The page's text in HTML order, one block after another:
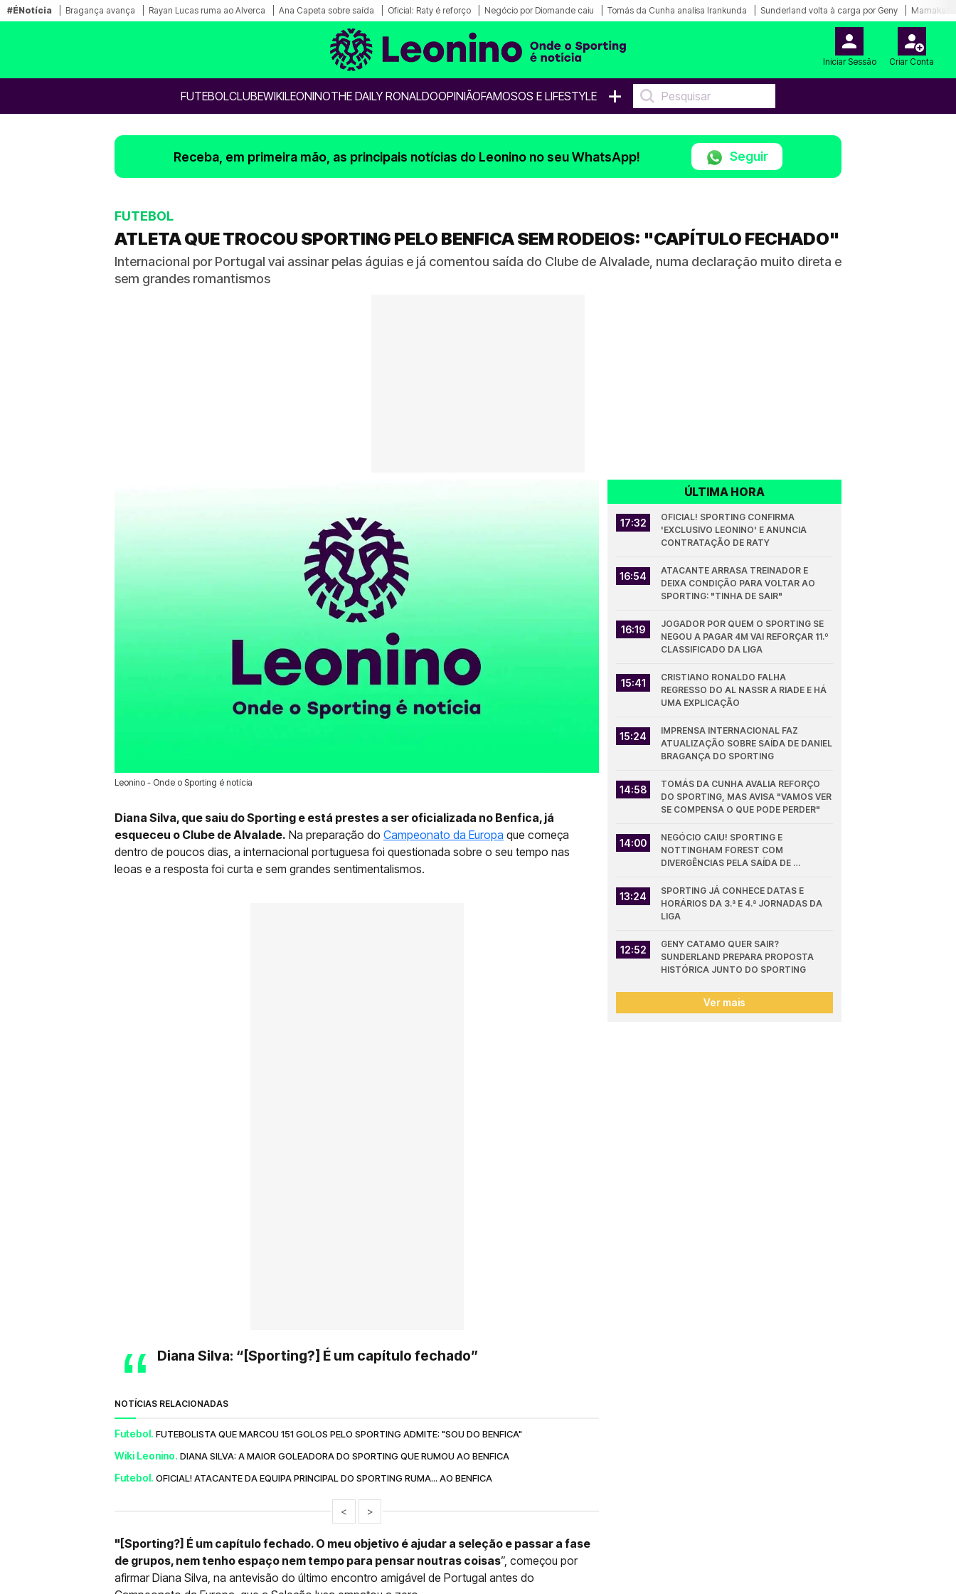
#ÉNotícia Bragança avança Rayan Lucas ruma ao Alverca Ana Capeta sobre saída Oficial: Raty é reforço Negócio por Diomande caiu Tomás da Cunha analisa Irankunda Sunderland volta à carga por Geny
Iniciar Sessão Criar Conta
FUTEBOLCLUBEWIKILEONINOTHE DAILY RONALDOOPINIÃOFAMOSOS E LIFESTYLE +
Receba, em primeira mão, as principais notícias do Leonino no seu WhatsApp! Seguir
FUTEBOL
ATLETA QUE TROCOU SPORTING PELO BENFICA SEM RODEIOS: "CAPÍTULO FECHADO"
Internacional por Portugal vai assinar pelas águias e já comentou saída do Clube de Alvalade, numa declaração muito direta e
sem grandes romantismos
Leonino - Onde o Sporting é notícia
24 Jun 2025 | 00:02 | 0
Diana Silva, que saiu do Sporting e está prestes a ser oficializada no Benfica, já
esqueceu o Clube de Alvalade. Na preparação do Campeonato da Europa que começa
dentro de poucos dias, a internacional portuguesa foi questionada sobre o seu tempo nas
leoas e a resposta foi curta e sem grandes sentimentalismos.
Diana Silva: “[Sporting?] É um capítulo fechado”
NOTÍCIAS RELACIONADAS
Futebol. FUTEBOLISTA QUE MARCOU 151 GOLOS PELO SPORTING ADMITE: "SOU DO BENFICA"
Wiki Leonino. DIANA SILVA: A MAIOR GOLEADORA DO SPORTING QUE RUMOU AO BENFICA
Futebol. OFICIAL! ATACANTE DA EQUIPA PRINCIPAL DO SPORTING RUMA... AO BENFICA
< >
"[Sporting?] É um capítulo fechado. O meu objetivo é ajudar a seleção e passar a fase
de grupos, nem tenho espaço nem tempo para pensar noutras coisas”, começou por
afirmar Diana Silva, na antevisão do último encontro amigável de Portugal antes do
ÚLTIMA HORA
17:32
OFICIAL! SPORTING CONFIRMA
'EXCLUSIVO LEONINO' E ANUNCIA
CONTRATAÇÃO DE RATY
16:54
ATACANTE ARRASA TREINADOR E
DEIXA CONDIÇÃO PARA VOLTAR AO
SPORTING: "TINHA DE SAIR"
16:19
JOGADOR POR QUEM O SPORTING SE
NEGOU A PAGAR 4M VAI REFORÇAR 11.º
CLASSIFICADO DA LIGA
15:41
CRISTIANO RONALDO FALHA
REGRESSO DO AL NASSR A RIADE E HÁ
UMA EXPLICAÇÃO
15:24
IMPRENSA INTERNACIONAL FAZ
ATUALIZAÇÃO SOBRE SAÍDA DE DANIEL
BRAGANÇA DO SPORTING
14:58
TOMÁS DA CUNHA AVALIA REFORÇO
DO SPORTING, MAS AVISA "VAMOS VER
SE COMPENSA O QUE PODE PERDER"
14:00
NEGÓCIO CAIU! SPORTING E
NOTTINGHAM FOREST COM
DIVERGÊNCIAS PELA SAÍDA DE
13:24
SPORTING JÁ CONHECE DATAS E
HORÁRIOS DA 3.ª E 4.ª JORNADAS DA
LIGA
12:52
GENY CATAMO QUER SAIR?
SUNDERLAND PREPARA PROPOSTA
HISTÓRICA JUNTO DO SPORTING
Ver mais